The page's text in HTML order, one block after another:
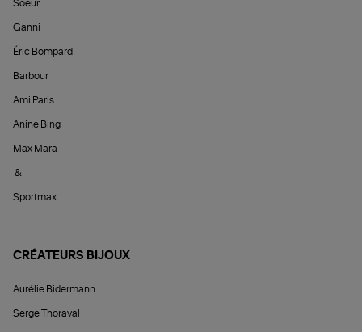
Soeur
Ganni
Éric Bompard
Barbour
Ami Paris
Anine Bing
Max Mara
&
Sportmax
CRÉATEURS BIJOUX
Aurélie Bidermann
Serge Thoraval